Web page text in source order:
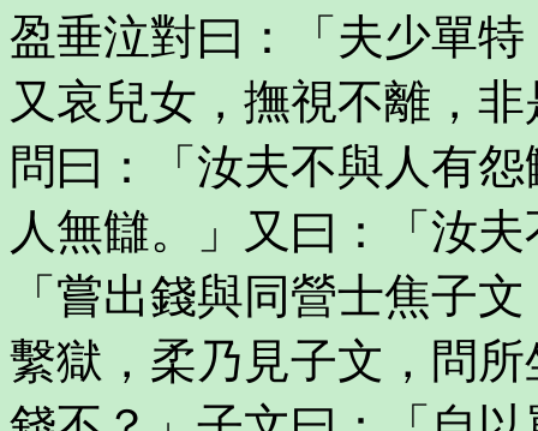
盈垂泣對曰：「夫少單
又哀兒女，撫視不離，
問曰：「汝夫不與人有
人無讎。」又曰：「汝
「嘗出錢與同營士焦子
繫獄，柔乃見子文，問